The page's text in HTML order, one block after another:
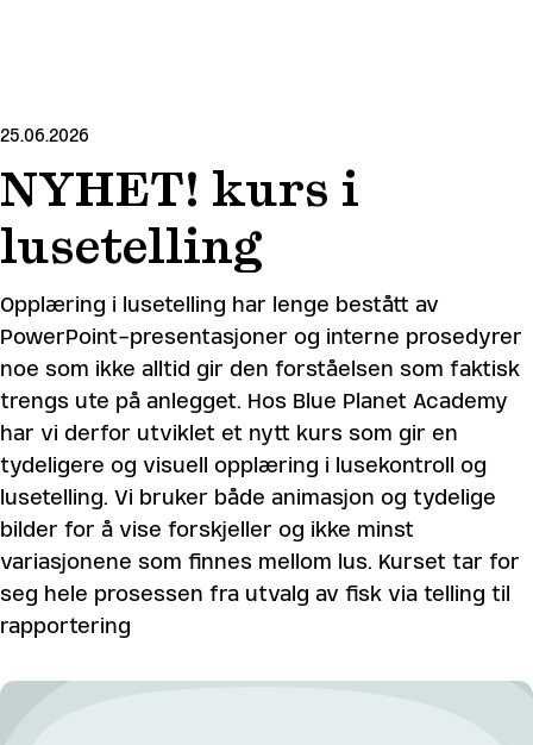
25.06.2026
NYHET! kurs i
lusetelling
Opplæring i lusetelling har lenge bestått av
PowerPoint-presentasjoner og interne prosedyrer
noe som ikke alltid gir den forståelsen som faktisk
trengs ute på anlegget. Hos Blue Planet Academy
har vi derfor utviklet et nytt kurs som gir en
tydeligere og visuell opplæring i lusekontroll og
lusetelling. Vi bruker både animasjon og tydelige
bilder for å vise forskjeller og ikke minst
variasjonene som finnes mellom lus. Kurset tar for
seg hele prosessen fra utvalg av fisk via telling til
rapportering